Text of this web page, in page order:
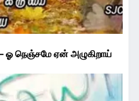
ஓ நெஞ்சமே ஏன் அழுகிறாய்